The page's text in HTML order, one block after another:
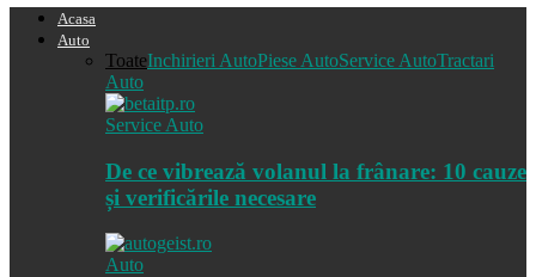
Acasa
Auto
ToateInchirieri AutoPiese AutoService AutoTractari
Auto
Service Auto
De ce vibrează volanul la frânare: 10 cauze
și verificările necesare
Auto